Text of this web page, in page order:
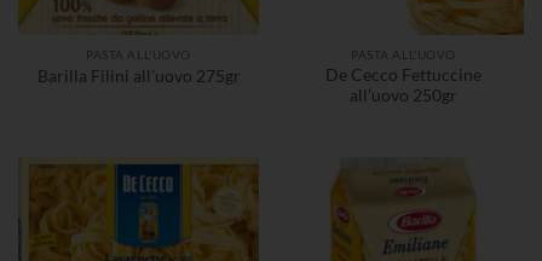
PASTA ALL'UOVO
Barilla Filini all’uovo 275gr
PASTA ALL'UOVO
De Cecco Fettuccine
all’uovo 250gr